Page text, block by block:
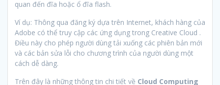
quan đến đĩa hoặc ổ đĩa flash.
Ví dụ: Thông qua đăng ký dựa trên Internet, khách hàng của
Adobe có thể truy cập các ứng dụng trong Creative Cloud .
Điều này cho phép người dùng tải xuống các phiên bản mới
và các bản sửa lỗi cho chương trình của người dùng một
cách dễ dàng.
Trên đây là những thông tin chi tiết về Cloud Computing